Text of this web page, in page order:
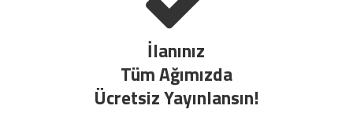
İlanınız
Tüm Ağımızda
Ücretsiz Yayınlansın!